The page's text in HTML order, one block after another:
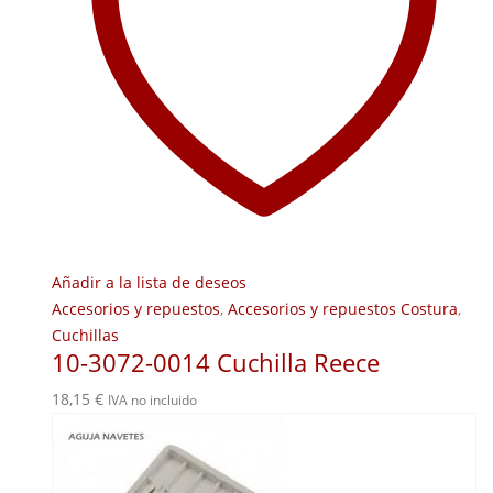
Añadir a la lista de deseos
Accesorios y repuestos, Accesorios y repuestos Costura,
Cuchillas
10-3072-0014 Cuchilla Reece
18,15 € IVA no incluido